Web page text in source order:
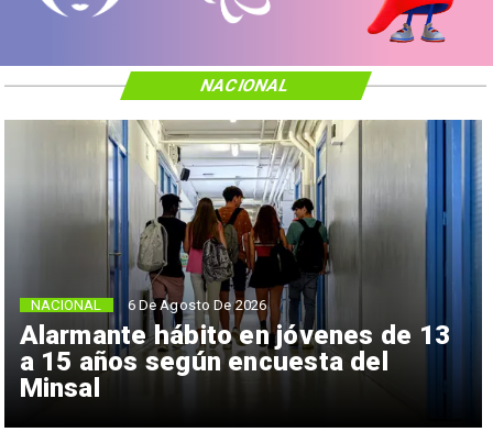
Alarmante hábito en jóvenes de 13
a 15 años según encuesta del
Minsal
NACIONAL 6 De Agosto De 2026
NACIONAL